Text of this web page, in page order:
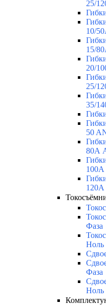
25/
10/
15/
20/
25/
35/
50
80А
100А
120А
Фаза
Ноль
Фаза
Ноль